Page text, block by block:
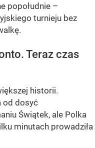
popołudnie –
turnieju bez
Teraz czas
historii.
od dosyć
Świątek, ale Polka
minutach prowadziła